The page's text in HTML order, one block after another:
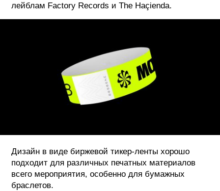
лейблам Factory Records и The Haçienda.
Дизайн в виде биржевой тикер-ленты хорошо
подходит для различных печатных материалов
всего мероприятия, особенно для бумажных
браслетов.